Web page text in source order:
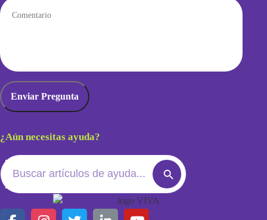
¿Aún necesitas ayuda?
Search
for:
Search
Button